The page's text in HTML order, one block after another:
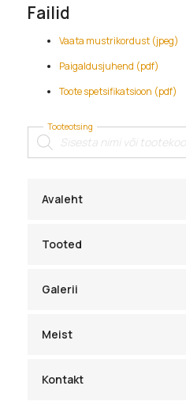
Tooteotsing
Products
search
Avaleht
Tooted
Galerii
Meist
Kontakt
Failid
Vaata mustrikordust (jpeg)
Paigaldusjuhend (pdf)
Toote spetsifikatsioon (pdf)